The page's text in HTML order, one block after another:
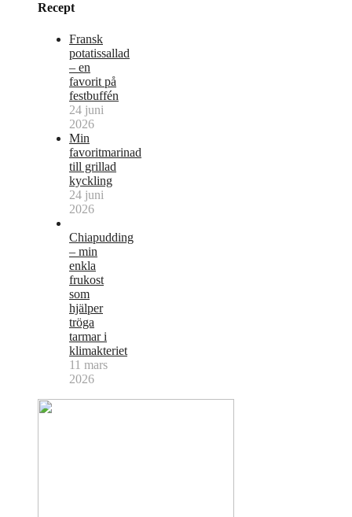
Recept
Fransk
potatissallad
– en
favorit på
festbuffén
24 juni
2026
Min
favoritmarinad
till grillad
kyckling
24 juni
2026
Chiapudding
– min
enkla
frukost
som
hjälper
tröga
tarmar i
klimakteriet
11 mars
2026